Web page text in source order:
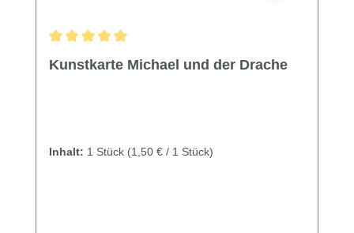
Kunstkarte Michael und der Drache
Inhalt: 1 Stück (1,50 € / 1 Stück)